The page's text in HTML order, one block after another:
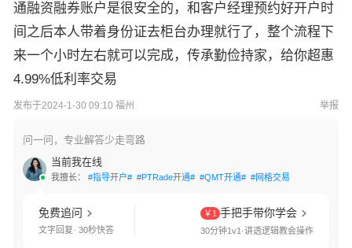
通融资融券账户是很安全的，和客户经理预约好开户时
间之后本人带着身份证去柜台办理就行了，整个流程下
来一个小时左右就可以完成，传承勤俭持家，给你超惠
4.99%低利率交易
发布于2024-1-30 09:10 福州 举报
问一问，专业解答少走弯路
当前我在线
我擅长： #指导开户# #PTRade开通# #QMT开通# #网格交易#
免费追问
文字回复· 30秒快答
￥1 手把手带你学会
30分钟1v1·讲透逻辑教会操作